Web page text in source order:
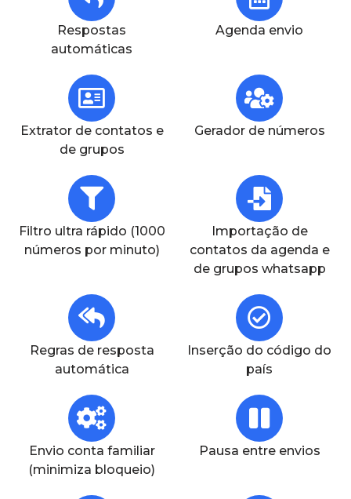
Respostas
automáticas
Agenda envio
Extrator de contatos e
de grupos
Gerador de números
Filtro ultra rápido (1000
números por minuto)
Importação de
contatos da agenda e
de grupos whatsapp
Regras de resposta
automática
Inserção do código do
país
Envio conta familiar
(minimiza bloqueio)
Pausa entre envios